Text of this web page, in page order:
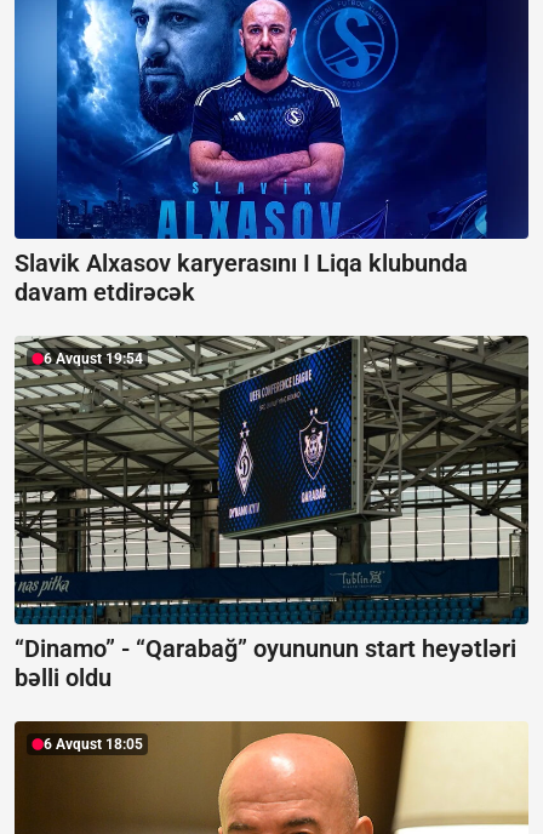
Slavik Alxasov karyerasını I Liqa klubunda
davam etdirəcək
6 Avqust 19:54
“Dinamo” - “Qarabağ” oyununun start heyətləri
bəlli oldu
6 Avqust 18:05